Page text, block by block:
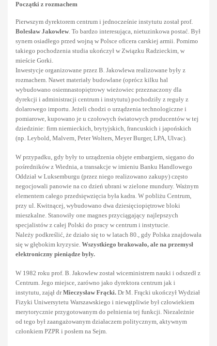
Początki z rozmachem
Pierwszym dyrektorem centrum i jednocześnie instytutu został prof.
Bolesław Jakowlew. To bardzo interesująca, nietuzinkowa postać. Był
synem osiadłego przed wojną w Polsce oficera carskiej armii. Pomimo
takiego pochodzenia studia ukończył w Związku Radzieckim, w
mieście Gorki.
Inwestycje organizowane przez B. Jakowlewa realizowane były z
rozmachem. Nawet materiały budowlane (oprócz kilku hal
wybudowano osiemnastopiętrowy wieżowiec przeznaczony dla
dyrekcji i administracji centrum i instytutu) pochodziły z reguły z
dolarowego importu. Jeżeli chodzi o urządzenia technologiczne i
pomiarowe, kupowano je u czołowych światowych producentów w tej
dziedzinie: firm niemieckich, brytyjskich, francuskich i japońskich
(np. Leybold, Malvern, Peter Wolters, Meyer Burger, LPA, Ulvac).
W przypadku, gdy były to urządzenia objęte embargiem, sięgano do
pośredników z Wiednia, a transakcje w imieniu Banku Handlowego
Oddział w Luksemburgu (przez niego realizowano zakupy) często
negocjowali panowie na co dzień ubrani w zielone mundury. Ważnym
elementem całego przedsięwzięcia była kadra. W pobliżu Centrum,
przy ul. Kwitnącej, wybudowano dwa dziesięciopiętrowe bloki
mieszkalne. Stanowiły one magnes przyciągający najlepszych
specjalistów z całej Polski do pracy w centrum i instytucie.
Należy podkreślić, że działo się to w latach 80., gdy Polska znajdowała
się w głębokim kryzysie. Wszystkiego brakowało, ale na przemysł
elektroniczny pieniądze były.
W 1982 roku prof. B. Jakowlew został wiceministrem nauki i odszedł z
Centrum. Jego miejsce, zarówno jako dyrektora centrum jak i
instytutu, zajął drMieczysław Frącki. Dr M. Frącki ukończył Wydział
Fizyki Uniwersytetu Warszawskiego i niewątpliwie był człowiekiem
merytorycznie przygotowanym do pełnienia tej funkcji. Niezależnie
od tego był zaangażowanym działaczem politycznym, aktywnym
członkiem PZPR i posłem na Sejm.